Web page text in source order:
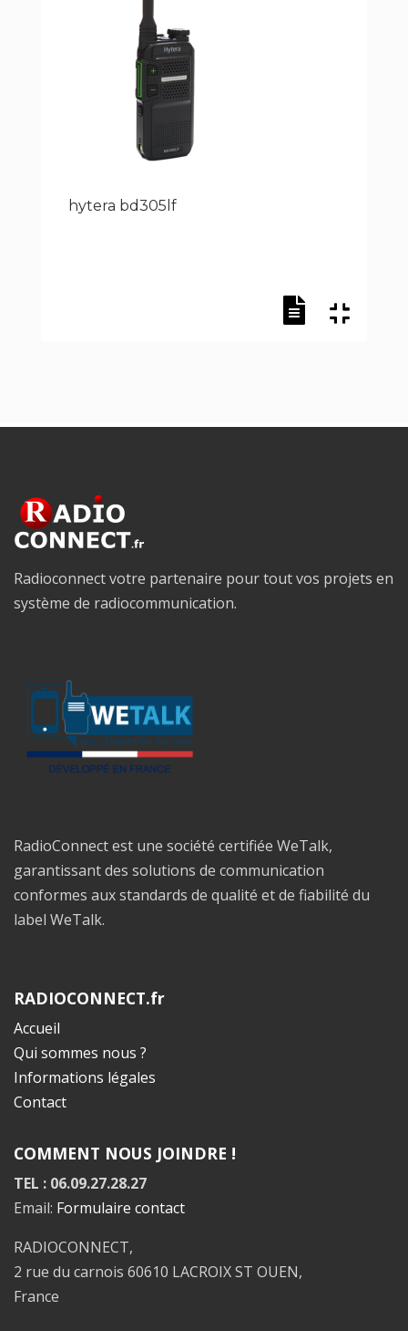
hytera bd305lf
Radioconnect votre partenaire pour tout vos projets en
système de radiocommunication.
RadioConnect est une société certifiée WeTalk,
garantissant des solutions de communication
conformes aux standards de qualité et de fiabilité du
label WeTalk.
RADIOCONNECT.fr
Accueil
Qui sommes nous ?
Informations légales
Contact
COMMENT NOUS JOINDRE !
TEL : 06.09.27.28.27
Email: Formulaire contact
RADIOCONNECT,
2 rue du carnois 60610 LACROIX ST OUEN,
France